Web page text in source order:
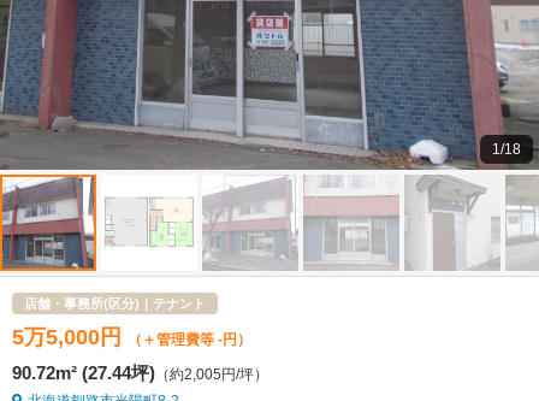
1/18
店舗・事務所(区分)｜テナント
5万5,000 円 （＋管理費等 -円）
90.72m² (27.44坪) （約2,005円/坪）